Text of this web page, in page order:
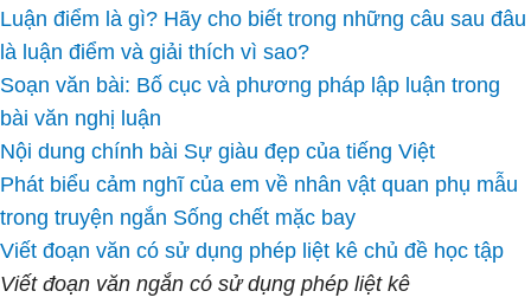
Luận điểm là gì? Hãy cho biết trong những câu sau đâu
là luận điểm và giải thích vì sao?
Soạn văn bài: Bố cục và phương pháp lập luận trong
bài văn nghị luận
Nội dung chính bài Sự giàu đẹp của tiếng Việt
Phát biểu cảm nghĩ của em về nhân vật quan phụ mẫu
trong truyện ngắn Sống chết mặc bay
Viết đoạn văn có sử dụng phép liệt kê chủ đề học tập
Viết đoạn văn ngắn có sử dụng phép liệt kê